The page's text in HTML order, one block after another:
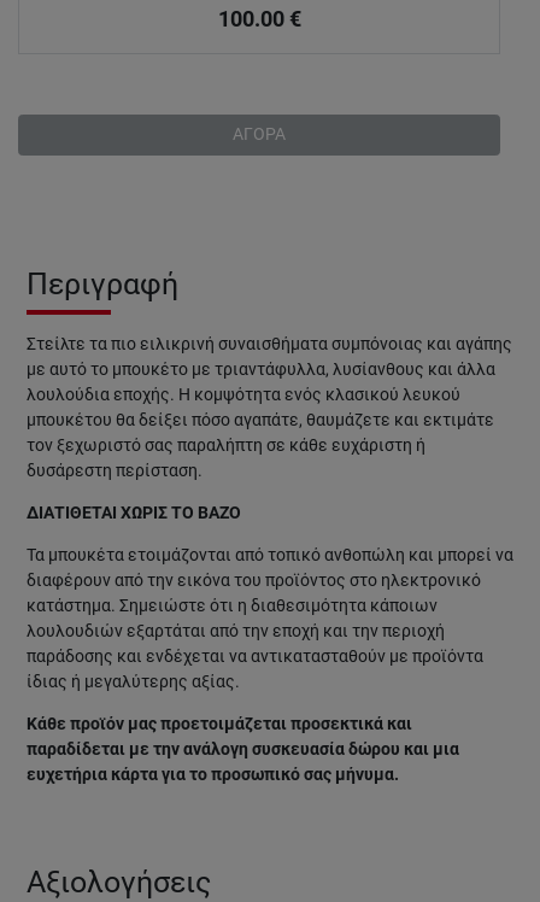
100.00 €
ΑΓΟΡΑ
Περιγραφή
Στείλτε τα πιο ειλικρινή συναισθήματα συμπόνοιας και αγάπης
με αυτό το μπουκέτο με τριαντάφυλλα, λυσίανθους και άλλα
λουλούδια εποχής. Η κομψότητα ενός κλασικού λευκού
μπουκέτου θα δείξει πόσο αγαπάτε, θαυμάζετε και εκτιμάτε
τον ξεχωριστό σας παραλήπτη σε κάθε ευχάριστη ή
δυσάρεστη περίσταση.
ΔΙΑΤΙΘΕΤΑΙ ΧΩΡΙΣ ΤΟ ΒΑΖΟ
Τα μπουκέτα ετοιμάζονται από τοπικό ανθοπώλη και μπορεί να
διαφέρουν από την εικόνα του προϊόντος στο ηλεκτρονικό
κατάστημα. Σημειώστε ότι η διαθεσιμότητα κάποιων
λουλουδιών εξαρτάται από την εποχή και την περιοχή
παράδοσης και ενδέχεται να αντικατασταθούν με προϊόντα
ίδιας ή μεγαλύτερης αξίας.
Κάθε προϊόν μας προετοιμάζεται προσεκτικά και
παραδίδεται με την ανάλογη συσκευασία δώρου και μια
ευχετήρια κάρτα για το προσωπικό σας μήνυμα.
Αξιολογήσεις